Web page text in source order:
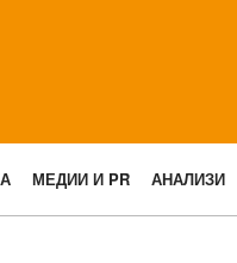
МЕДИИ И PR АНАЛИЗИ